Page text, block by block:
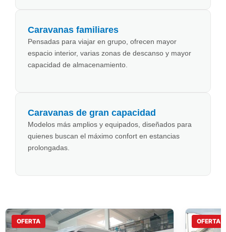
Caravanas familiares
Pensadas para viajar en grupo, ofrecen mayor
espacio interior, varias zonas de descanso y mayor
capacidad de almacenamiento.
Caravanas de gran capacidad
Modelos más amplios y equipados, diseñados para
quienes buscan el máximo confort en estancias
prolongadas.
OFERTA OFERTA